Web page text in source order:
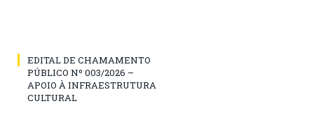
EDITAL DE CHAMAMENTO
PÚBLICO Nº 003/2026 –
APOIO À INFRAESTRUTURA
CULTURAL